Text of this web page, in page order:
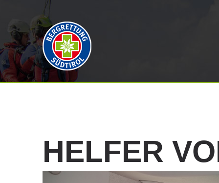
HELFER